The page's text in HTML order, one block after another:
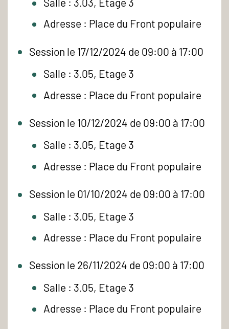
Adresse : Place du Front populaire
Session le 17/12/2024 de 09:00 à 17:00
Salle : 3.05, Etage 3
Adresse : Place du Front populaire
Session le 10/12/2024 de 09:00 à 17:00
Salle : 3.05, Etage 3
Adresse : Place du Front populaire
Session le 01/10/2024 de 09:00 à 17:00
Salle : 3.05, Etage 3
Adresse : Place du Front populaire
Session le 26/11/2024 de 09:00 à 17:00
Salle : 3.05, Etage 3
Adresse : Place du Front populaire